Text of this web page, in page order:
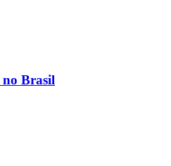
Brasil